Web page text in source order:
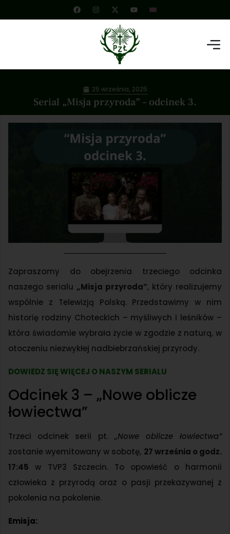
Serial „Misja przyroda” – odcinek 3.
25 września, 2025
Zapraszamy do obejrzenia trzeciego odcinka
naszego serialu „Misja przyroda”, który realizujemy
wspólnie z Telewizją Polską. Przedstawimy w nim
historię rodziny Choteckich – myśliwych i leśników –
która świadomie wybrała życie w zgodzie z naturą, w
otoczeniu niezwykłej nadbiebrzańskiej przyrody.
DOWIEDZ SIĘ WIĘCEJ O NASZYM SERIALU
Odcinek 3 – „Nowe oblicze
łowiectwa”
Trzeci odcinek serii pt. „Nowe oblicze łowiectwa”
zostanie wyemitowany w sobotę, 27 września o godz.
17:45 w TVP3 Szczecin. To opowieść o harmonii
człowieka z przyrodą oraz o pasji przekazywanej z
pokolenia na pokolenie.
Emisja: